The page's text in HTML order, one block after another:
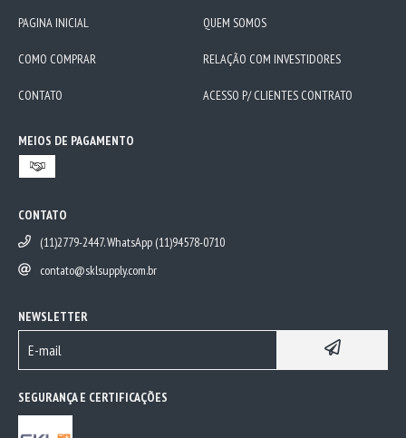
PAGINA INICIAL
QUEM SOMOS
COMO COMPRAR RELAÇÃO COM INVESTIDORES
CONTATO ACESSO P/ CLIENTES CONTRATO
MEIOS DE PAGAMENTO
CONTATO
(11)2779-2447. WhatsApp (11)94578-0710
contato@sklsupply.com.br
NEWSLETTER
SEGURANÇA E CERTIFICAÇÕES